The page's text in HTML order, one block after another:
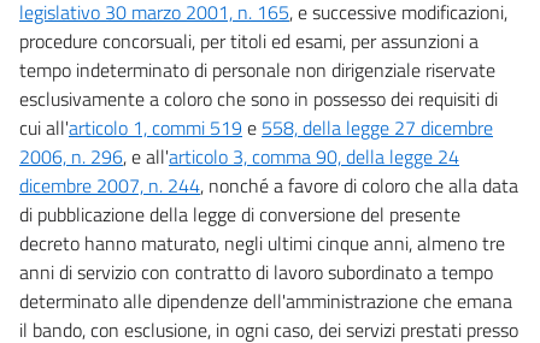
legislativo 30 marzo 2001, n. 165, e successive modificazioni,
procedure concorsuali, per titoli ed esami, per assunzioni a
tempo indeterminato di personale non dirigenziale riservate
esclusivamente a coloro che sono in possesso dei requisiti di
cui all'articolo 1, commi 519 e 558, della legge 27 dicembre
2006, n. 296, e all'articolo 3, comma 90, della legge 24
dicembre 2007, n. 244, nonché a favore di coloro che alla data
di pubblicazione della legge di conversione del presente
decreto hanno maturato, negli ultimi cinque anni, almeno tre
anni di servizio con contratto di lavoro subordinato a tempo
determinato alle dipendenze dell'amministrazione che emana
il bando, con esclusione, in ogni caso, dei servizi prestati presso